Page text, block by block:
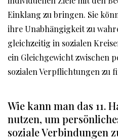
Einklang zu bringen. Sie
ihre Unabhängigkeit zu
gleichzeitig in sozialen
ein Gleichgewicht zwischen
sozialen Verpflichtungen zu
Wie kann man das 11.
nutzen, um
soziale Verbindungen